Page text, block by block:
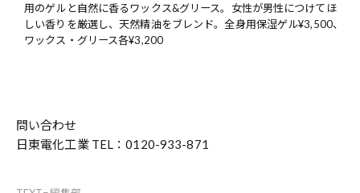
用のゲルと自然に香るワックス&グリース。女性が男性につけてほ
しい香りを厳選し、天然精油をブレンド。全身用保湿ゲル¥3,500、
ワックス・グリース各¥3,200
問い合わせ
日東電化工業 TEL：0120-933-871